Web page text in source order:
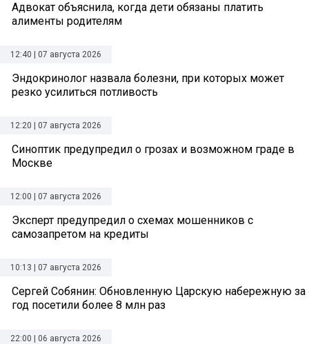
Адвокат объяснила, когда дети обязаны платить
алименты родителям
12:40 | 07 августа 2026
Эндокринолог назвала болезни, при которых может
резко усилиться потливость
12:20 | 07 августа 2026
Синоптик предупредил о грозах и возможном граде в
Москве
12:00 | 07 августа 2026
Эксперт предупредил о схемах мошенников с
самозапретом на кредиты
10:13 | 07 августа 2026
Сергей Собянин: Обновленную Царскую набережную за
год посетили более 8 млн раз
22:00 | 06 августа 2026